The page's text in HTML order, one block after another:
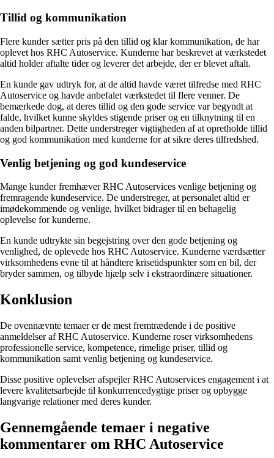
Tillid og kommunikation
Flere kunder sætter pris på den tillid og klar kommunikation, de har
oplevet hos RHC Autoservice. Kunderne har beskrevet at værkstedet
altid holder aftalte tider og leverer det arbejde, der er blevet aftalt.
En kunde gav udtryk for, at de altid havde været tilfredse med RHC
Autoservice og havde anbefalet værkstedet til flere venner. De
bemærkede dog, at deres tillid og den gode service var begyndt at
falde, hvilket kunne skyldes stigende priser og en tilknytning til en
anden bilpartner. Dette understreger vigtigheden af at opretholde tillid
og god kommunikation med kunderne for at sikre deres tilfredshed.
Venlig betjening og god kundeservice
Mange kunder fremhæver RHC Autoservices venlige betjening og
fremragende kundeservice. De understreger, at personalet altid er
imødekommende og venlige, hvilket bidrager til en behagelig
oplevelse for kunderne.
En kunde udtrykte sin begejstring over den gode betjening og
venlighed, de oplevede hos RHC Autoservice. Kunderne værdsætter
virksomhedens evne til at håndtere krisetidspunkter som en bil, der
bryder sammen, og tilbyde hjælp selv i ekstraordinære situationer.
Konklusion
De ovennævnte temaer er de mest fremtrædende i de positive
anmeldelser af RHC Autoservice. Kunderne roser virksomhedens
professionelle service, kompetence, rimelige priser, tillid og
kommunikation samt venlig betjening og kundeservice.
Disse positive oplevelser afspejler RHC Autoservices engagement i at
levere kvalitetsarbejde til konkurrencedygtige priser og opbygge
langvarige relationer med deres kunder.
Gennemgående temaer i negative
kommentarer om RHC Autoservice